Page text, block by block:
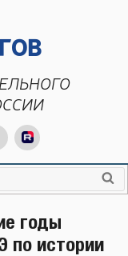
годы
по истории